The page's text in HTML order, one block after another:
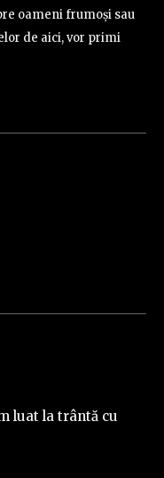
oameni frumoși sau
de aici, vor primi
luat la trântă cu